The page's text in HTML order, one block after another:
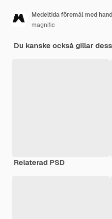
Medeltida föremål med
magnific
Du kanske också gillar
Relaterad PSD